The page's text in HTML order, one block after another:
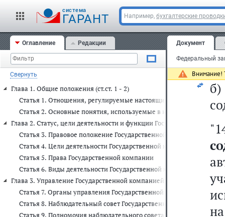
cистема
ГАРАНТ Например, бухгалтерские
Оглавление Редакции
Свернуть
Глава 1. Общие положения (ст.ст. 1 - 2)
Статья 1. Отношения, регулируемые настоящим Федеральным
Статья 2. Основные понятия, используемые в настоящем
Глава 2. Статус, цели деятельности и функции Государственной
Статья 3. Правовое положение Государственной компании
Статья 4. Цели деятельности Государственной компании
Статья 5. Права Государственной компании
Статья 6. Виды деятельности Государственной компании
Глава 3. Управление Государственной компанией и контроль за ее
Статья 7. Органы управления Государственной компании
Статья 8. Наблюдательный совет Государственной компании
Статья 9. Полномочия наблюдательного совета Государственной
Документ
Внимание!